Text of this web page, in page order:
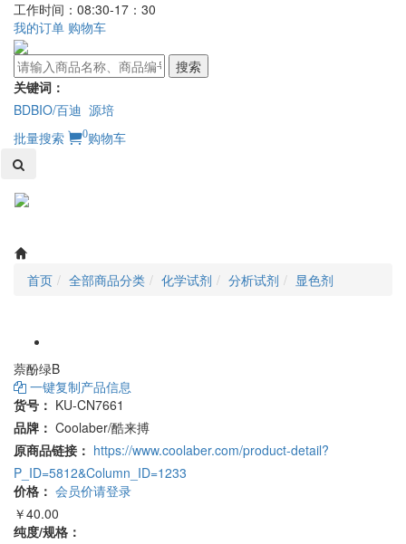
工作时间：08:30-17：30
我的订单 购物车
搜索
关键词：
BDBIO/百迪 源培
批量搜索
0购物车
首页 全部商品分类 化学试剂 分析试剂 显色剂
萘酚绿B
一键复制产品信息
货号： KU-CN7661
品牌： Coolaber/酷来搏
原商品链接： https://www.coolaber.com/product-detail?
P_ID=5812&Column_ID=1233
价格： 会员价请登录
￥40.00
纯度/规格：